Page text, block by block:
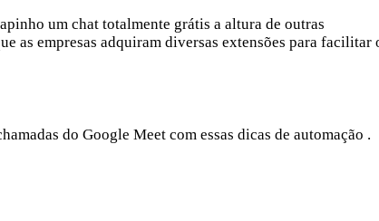
um chat totalmente grátis a altura de outras
as empresas adquiram diversas extensões para facilitar
do Google Meet com essas dicas de automação .